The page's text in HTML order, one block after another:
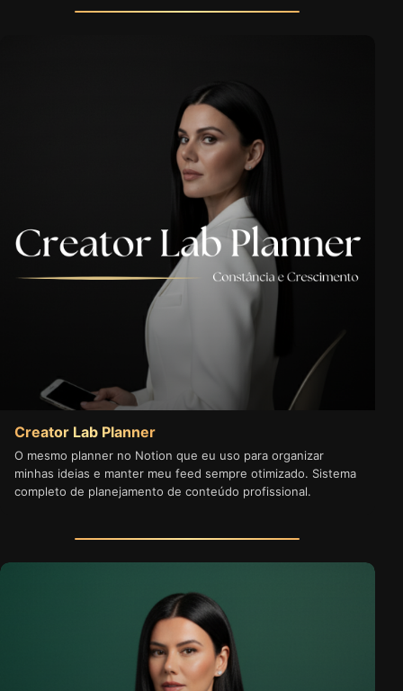
Creator Lab Planner
O mesmo planner no Notion que eu uso para organizar
minhas ideias e manter meu feed sempre otimizado. Sistema
completo de planejamento de conteúdo profissional.